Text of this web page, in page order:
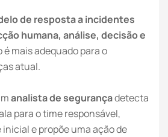
de resposta a incidentes
humana, análise, decisão e
é mais adequado para o
atual.
analista de segurançadetecta
para o time responsável,
e propõe uma ação de